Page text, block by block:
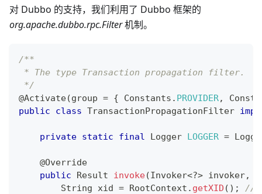
对 Dubbo 的支持，我们利用了 Dubbo 框架的
org.apache.dubbo.rpc.Filter机制。
/**
* The type Transaction propagation filter.
*/
@Activate(group = { Constants . PROVIDER,
public
class TransactionPropagationFilter
private static final Logger LOGGER =
@Override
public
Result invoke(Invoker<?> invoker,
String xid = RootContext . getXID ( ) ;
//